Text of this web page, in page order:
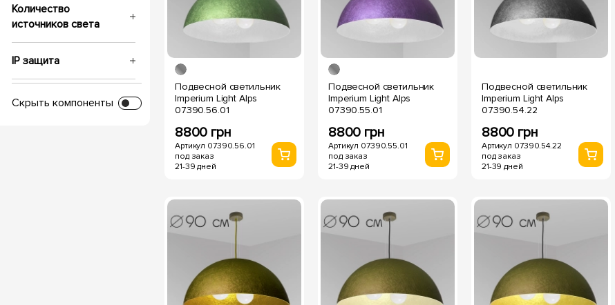
Количество
источников света
IP защита
Напряжение, V
Скрыть компоненты
Подвесной светильник
Imperium Light Alps
07390.56.01
8800 грн
Артикул 07390.56.01
под заказ
21-39 дней
Подвесной светильник
Imperium Light Alps
07390.55.01
8800 грн
Артикул 07390.55.01
под заказ
21-39 дней
Подвесной светильник
Imperium Light Alps
07390.54.22
8800 грн
Артикул 07390.54.22
под заказ
21-39 дней